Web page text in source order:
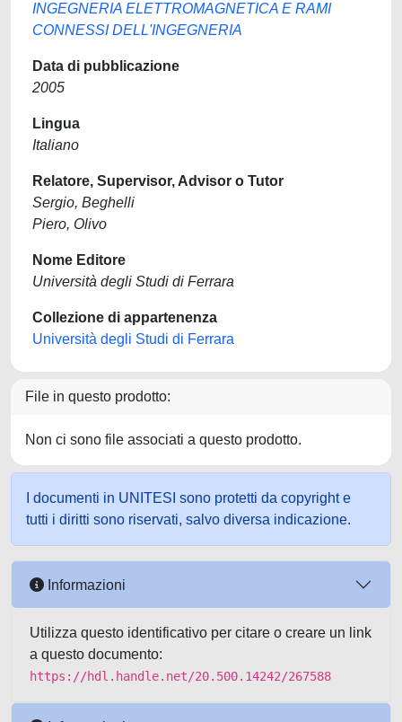
INGEGNERIA ELETTROMAGNETICA E RAMI
CONNESSI DELL'INGEGNERIA
Data di pubblicazione
2005
Lingua
Italiano
Relatore, Supervisor, Advisor o Tutor
Sergio, Beghelli
Piero, Olivo
Nome Editore
Università degli Studi di Ferrara
Collezione di appartenenza
Università degli Studi di Ferrara
File in questo prodotto:
Non ci sono file associati a questo prodotto.
I documenti in UNITESI sono protetti da copyright e
tutti i diritti sono riservati, salvo diversa indicazione.
Informazioni
Utilizza questo identificativo per citare o creare un link
a questo documento:
https://hdl.handle.net/20.500.14242/267588